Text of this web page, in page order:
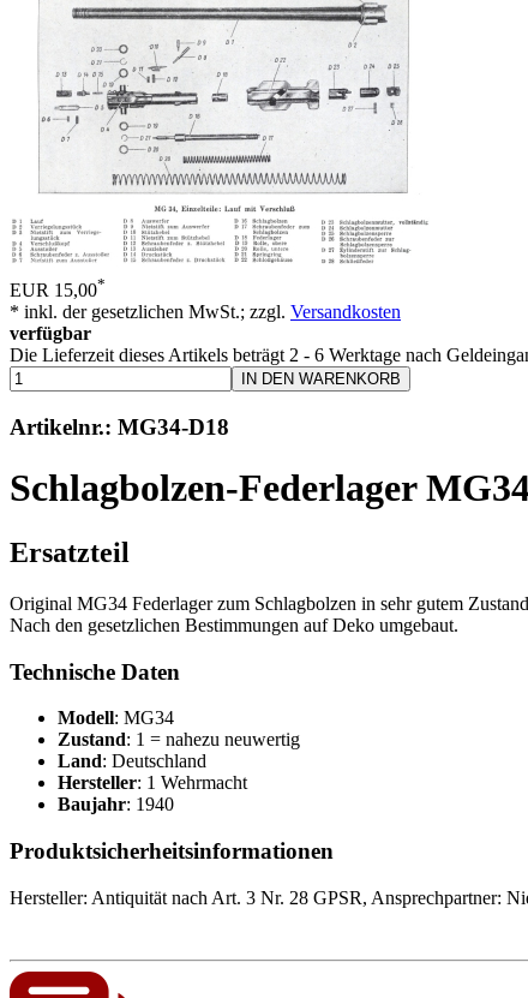
EUR 15,00*
* inkl. der gesetzlichen MwSt.; zzgl. Versandkosten
verfügbar
Die Lieferzeit dieses Artikels beträgt 2 - 6 Werktage nach
IN DEN WARENKORB
Artikelnr.: MG34-D18
Schlagbolzen-Federlager
Ersatzteil
Original MG34 Federlager zum Schlagbolzen in sehr gutem
Nach den gesetzlichen Bestimmungen auf Deko umgebaut.
Technische Daten
Modell: MG34
Zustand: 1 = nahezu neuwertig
Land: Deutschland
Hersteller: 1 Wehrmacht
Baujahr: 1940
Produktsicherheitsinformationen
Hersteller: Antiquität nach Art. 3 Nr. 28 GPSR, Ansprechpartner: